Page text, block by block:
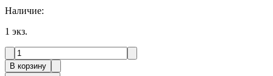
Наличие:
1 экз.
В корзину